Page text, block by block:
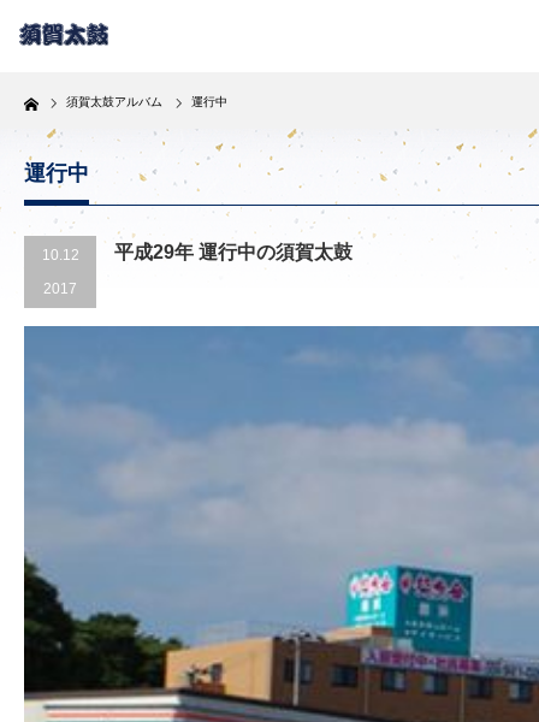
Home 須賀太鼓アルバム 運行中
運行中
10.12
2017
平成29年 運行中の須賀太鼓